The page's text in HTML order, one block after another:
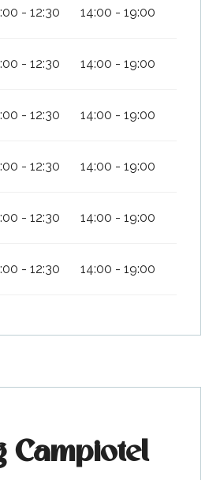
- 12:30 14:00 - 19:00
- 12:30 14:00 - 19:00
- 12:30 14:00 - 19:00
- 12:30 14:00 - 19:00
- 12:30 14:00 - 19:00
- 12:30 14:00 - 19:00
Campiotel